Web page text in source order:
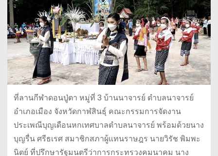
ที่ลานกีฬาดอนปู่ตา หมู่ที่ 3 บ้านนาจารย์ ตำบลนาจารย์
อำเภอเมือง จังหวัดกาฬสินธุ์ คณะกรรมการจัดงาน
ประเพณีบุญเดือนหกเทศบาลตำบลนาจารย์ พร้อมด้วยนาง
บุญรื่น ศรีธเรศ สมาชิกสภาผู้แทนราษฎร นายวิรัช พิมพะ
นิตย์ ที่ปรึกษารัฐมนตรีว่าการกระทรวงคมนาคม นาง